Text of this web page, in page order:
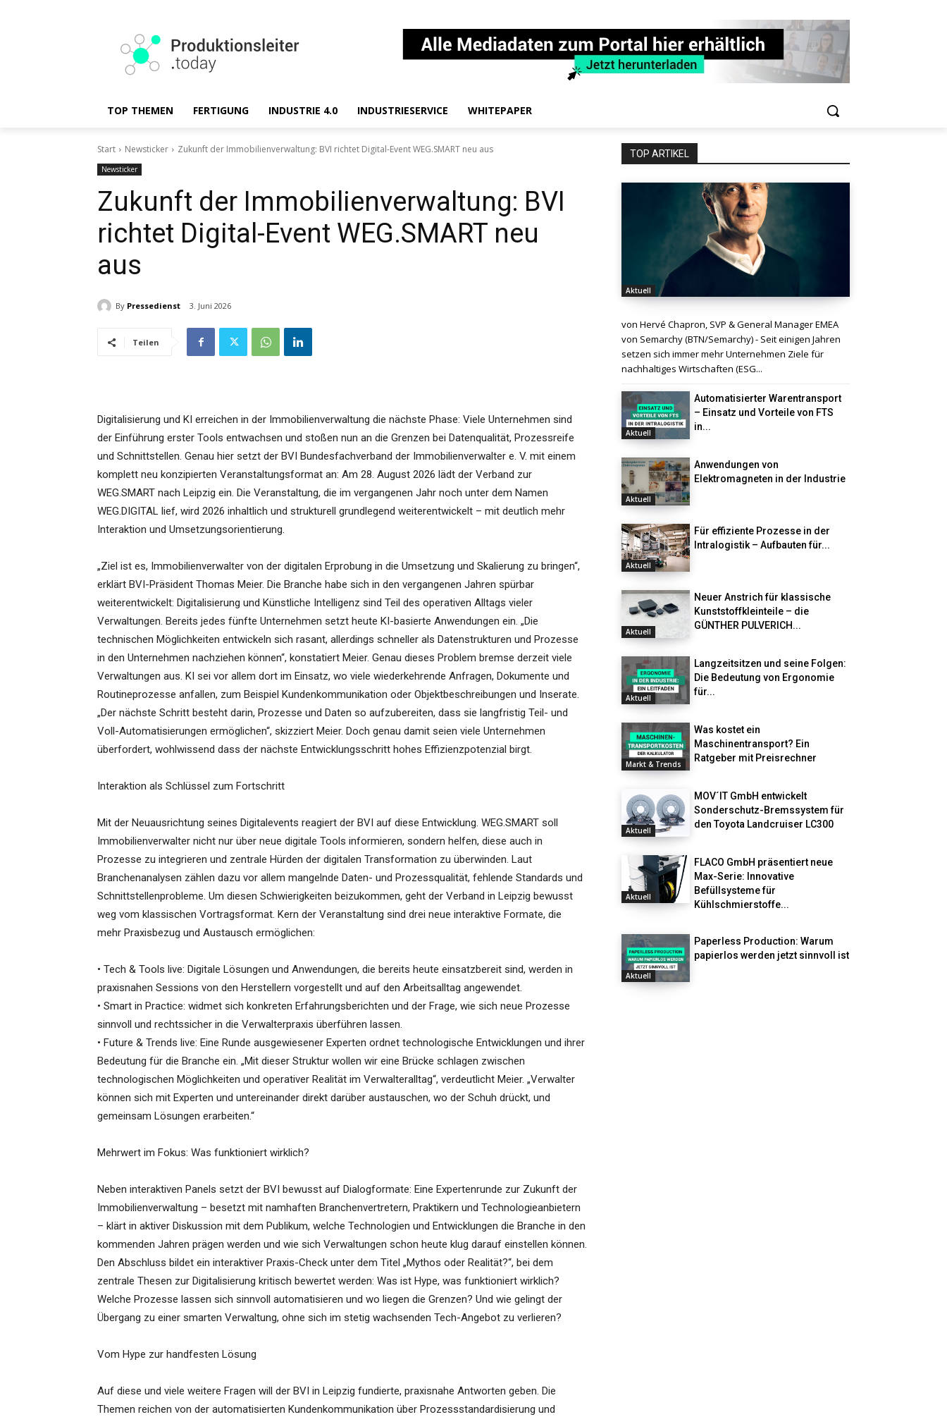
TOP THEMEN FERTIGUNG INDUSTRIE 4.0 INDUSTRIESERVICE WHITEPAPER
Start Newsticker Zukunft der Immobilienverwaltung: BVI richtet Digital-Event WEG.SMART neu aus
Newsticker
Zukunft der Immobilienverwaltung: BVI
richtet Digital-Event WEG.SMART neu
aus
By Pressedienst 3. Juni 2026
Teilen
Digitalisierung und KI erreichen in der Immobilienverwaltung die nächste Phase: Viele Unternehmen sind
der Einführung erster Tools entwachsen und stoßen nun an die Grenzen bei Datenqualität, Prozessreife
und Schnittstellen. Genau hier setzt der BVI Bundesfachverband der Immobilienverwalter e. V. mit einem
komplett neu konzipierten Veranstaltungsformat an: Am 28. August 2026 lädt der Verband zur
WEG.SMART nach Leipzig ein. Die Veranstaltung, die im vergangenen Jahr noch unter dem Namen
WEG.DIGITAL lief, wird 2026 inhaltlich und strukturell grundlegend weiterentwickelt – mit deutlich mehr
Interaktion und Umsetzungsorientierung.
„Ziel ist es, Immobilienverwalter von der digitalen Erprobung in die Umsetzung und Skalierung zu bringen“,
erklärt BVI-Präsident Thomas Meier. Die Branche habe sich in den vergangenen Jahren spürbar
weiterentwickelt: Digitalisierung und Künstliche Intelligenz sind Teil des operativen Alltags vieler
Verwaltungen. Bereits jedes fünfte Unternehmen setzt heute KI-basierte Anwendungen ein. „Die
technischen Möglichkeiten entwickeln sich rasant, allerdings schneller als Datenstrukturen und Prozesse
in den Unternehmen nachziehen können“, konstatiert Meier. Genau dieses Problem bremse derzeit viele
Verwaltungen aus. KI sei vor allem dort im Einsatz, wo viele wiederkehrende Anfragen, Dokumente und
Routineprozesse anfallen, zum Beispiel Kundenkommunikation oder Objektbeschreibungen und Inserate.
„Der nächste Schritt besteht darin, Prozesse und Daten so aufzubereiten, dass sie langfristig Teil- und
Voll-Automatisierungen ermöglichen“, skizziert Meier. Doch genau damit seien viele Unternehmen
überfordert, wohlwissend dass der nächste Entwicklungsschritt hohes Effizienzpotenzial birgt.
Interaktion als Schlüssel zum Fortschritt
Mit der Neuausrichtung seines Digitalevents reagiert der BVI auf diese Entwicklung. WEG.SMART soll
Immobilienverwalter nicht nur über neue digitale Tools informieren, sondern helfen, diese auch in
Prozesse zu integrieren und zentrale Hürden der digitalen Transformation zu überwinden. Laut
Branchenanalysen zählen dazu vor allem mangelnde Daten- und Prozessqualität, fehlende Standards und
Schnittstellenprobleme. Um diesen Schwierigkeiten beizukommen, geht der Verband in Leipzig bewusst
weg vom klassischen Vortragsformat. Kern der Veranstaltung sind drei neue interaktive Formate, die
mehr Praxisbezug und Austausch ermöglichen:
• Tech & Tools live: Digitale Lösungen und Anwendungen, die bereits heute einsatzbereit sind, werden in
praxisnahen Sessions von den Herstellern vorgestellt und auf den Arbeitsalltag angewendet.
• Smart in Practice: widmet sich konkreten Erfahrungsberichten und der Frage, wie sich neue Prozesse
sinnvoll und rechtssicher in die Verwalterpraxis überführen lassen.
• Future & Trends live: Eine Runde ausgewiesener Experten ordnet technologische Entwicklungen und ihrer
Bedeutung für die Branche ein. „Mit dieser Struktur wollen wir eine Brücke schlagen zwischen
technologischen Möglichkeiten und operativer Realität im Verwalteralltag“, verdeutlicht Meier. „Verwalter
können sich mit Experten und untereinander direkt darüber austauschen, wo der Schuh drückt, und
gemeinsam Lösungen erarbeiten.“
Mehrwert im Fokus: Was funktioniert wirklich?
Neben interaktiven Panels setzt der BVI bewusst auf Dialogformate: Eine Expertenrunde zur Zukunft der
Immobilienverwaltung – besetzt mit namhaften Branchenvertretern, Praktikern und Technologieanbietern
– klärt in aktiver Diskussion mit dem Publikum, welche Technologien und Entwicklungen die Branche in den
kommenden Jahren prägen werden und wie sich Verwaltungen schon heute klug darauf einstellen können.
Den Abschluss bildet ein interaktiver Praxis-Check unter dem Titel „Mythos oder Realität?“, bei dem
zentrale Thesen zur Digitalisierung kritisch bewertet werden: Was ist Hype, was funktioniert wirklich?
Welche Prozesse lassen sich sinnvoll automatisieren und wo liegen die Grenzen? Und wie gelingt der
Übergang zu einer smarten Verwaltung, ohne sich im stetig wachsenden Tech-Angebot zu verlieren?
Vom Hype zur handfesten Lösung
Auf diese und viele weitere Fragen will der BVI in Leipzig fundierte, praxisnahe Antworten geben. Die
Themen reichen von der automatisierten Kundenkommunikation über Prozessstandardisierung und
TOP ARTIKEL
Aktuell
von Hervé Chapron, SVP & General Manager EMEA
von Semarchy (BTN/Semarchy) - Seit einigen Jahren
setzen sich immer mehr Unternehmen Ziele für
nachhaltiges Wirtschaften (ESG...
Aktuell
Automatisierter Warentransport
– Einsatz und Vorteile von FTS
in...
Aktuell
Anwendungen von
Elektromagneten in der Industrie
Aktuell
Für effiziente Prozesse in der
Intralogistik – Aufbauten für...
Aktuell
Neuer Anstrich für klassische
Kunststoffkleinteile – die
GÜNTHER PULVERICH...
Aktuell
Langzeitsitzen und seine Folgen:
Die Bedeutung von Ergonomie
für...
Markt & Trends
Was kostet ein
Maschinentransport? Ein
Ratgeber mit Preisrechner
Aktuell
MOV´IT GmbH entwickelt
Sonderschutz-Bremssystem für
den Toyota Landcruiser LC300
Aktuell
FLACO GmbH präsentiert neue
Max-Serie: Innovative
Befüllsysteme für
Kühlschmierstoffe...
Aktuell
Paperless Production: Warum
papierlos werden jetzt sinnvoll ist